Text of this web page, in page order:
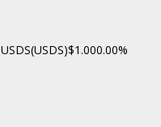
USDS(USDS)$1.000.00%